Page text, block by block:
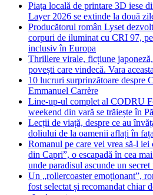
Piața locală de printare 3D iese
Layer 2026 se extinde la două
Producătorul român Lyset
corpuri de iluminat cu CRI 97,
inclusiv în Europa
Thrillere virale, ficțiune
povești care vindecă. Vara
10 lucruri surprinzătoare despre
Emmanuel Carrère
Line-up-ul complet al CODRU
weekend din vară se trăiește în
Lecții de viață, despre ce au
doliului de la oamenii aflați în
Romanul pe care vei vrea să-l
din Capri”, o escapadă în cea
unde paradisul ascunde un secret
Un „rollercoaster emoționant”,
fost selectat și recomandat chiar